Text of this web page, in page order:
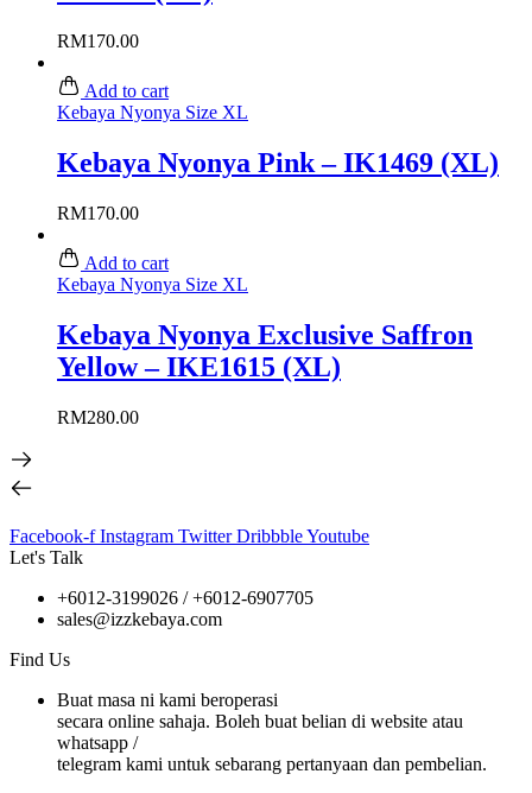
RM170.00
Add to cart
Kebaya Nyonya Size XL
Kebaya Nyonya Pink – IK1469 (XL)
RM170.00
Add to cart
Kebaya Nyonya Size XL
Kebaya Nyonya Exclusive Saffron
Yellow – IKE1615 (XL)
RM280.00
Facebook-f Instagram Twitter DribbbleYoutube
Let's Talk
+6012-3199026 / +6012-6907705
sales@izzkebaya.com
Find Us
Buat masa ni kami beroperasi
secara online sahaja. Boleh buat belian di website atau
whatsapp /
telegram kami untuk sebarang pertanyaan dan pembelian.